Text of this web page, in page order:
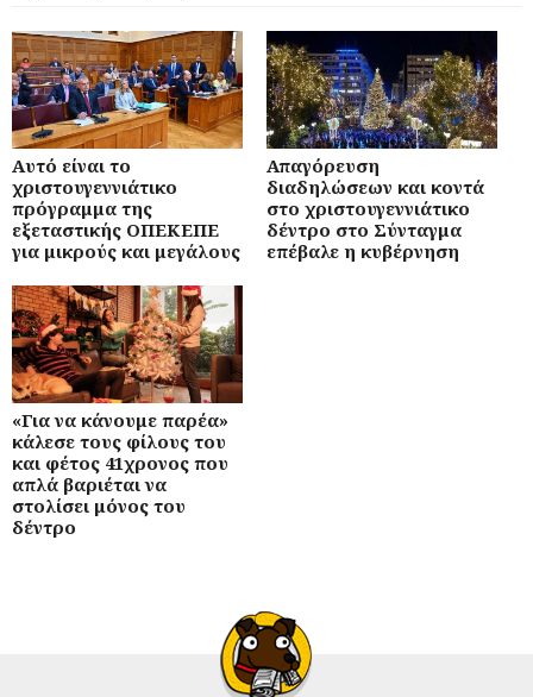
Αυτό είναι το
χριστουγεννιάτικο
πρόγραμμα της
εξεταστικής ΟΠΕΚΕΠΕ
για μικρούς και μεγάλους
Απαγόρευση
διαδηλώσεων και κοντά
στο χριστουγεννιάτικο
δέντρο στο Σύνταγμα
επέβαλε η κυβέρνηση
«Για να κάνουμε παρέα»
κάλεσε τους φίλους του
και φέτος 41χρονος που
απλά βαριέται να
στολίσει μόνος του
δέντρο